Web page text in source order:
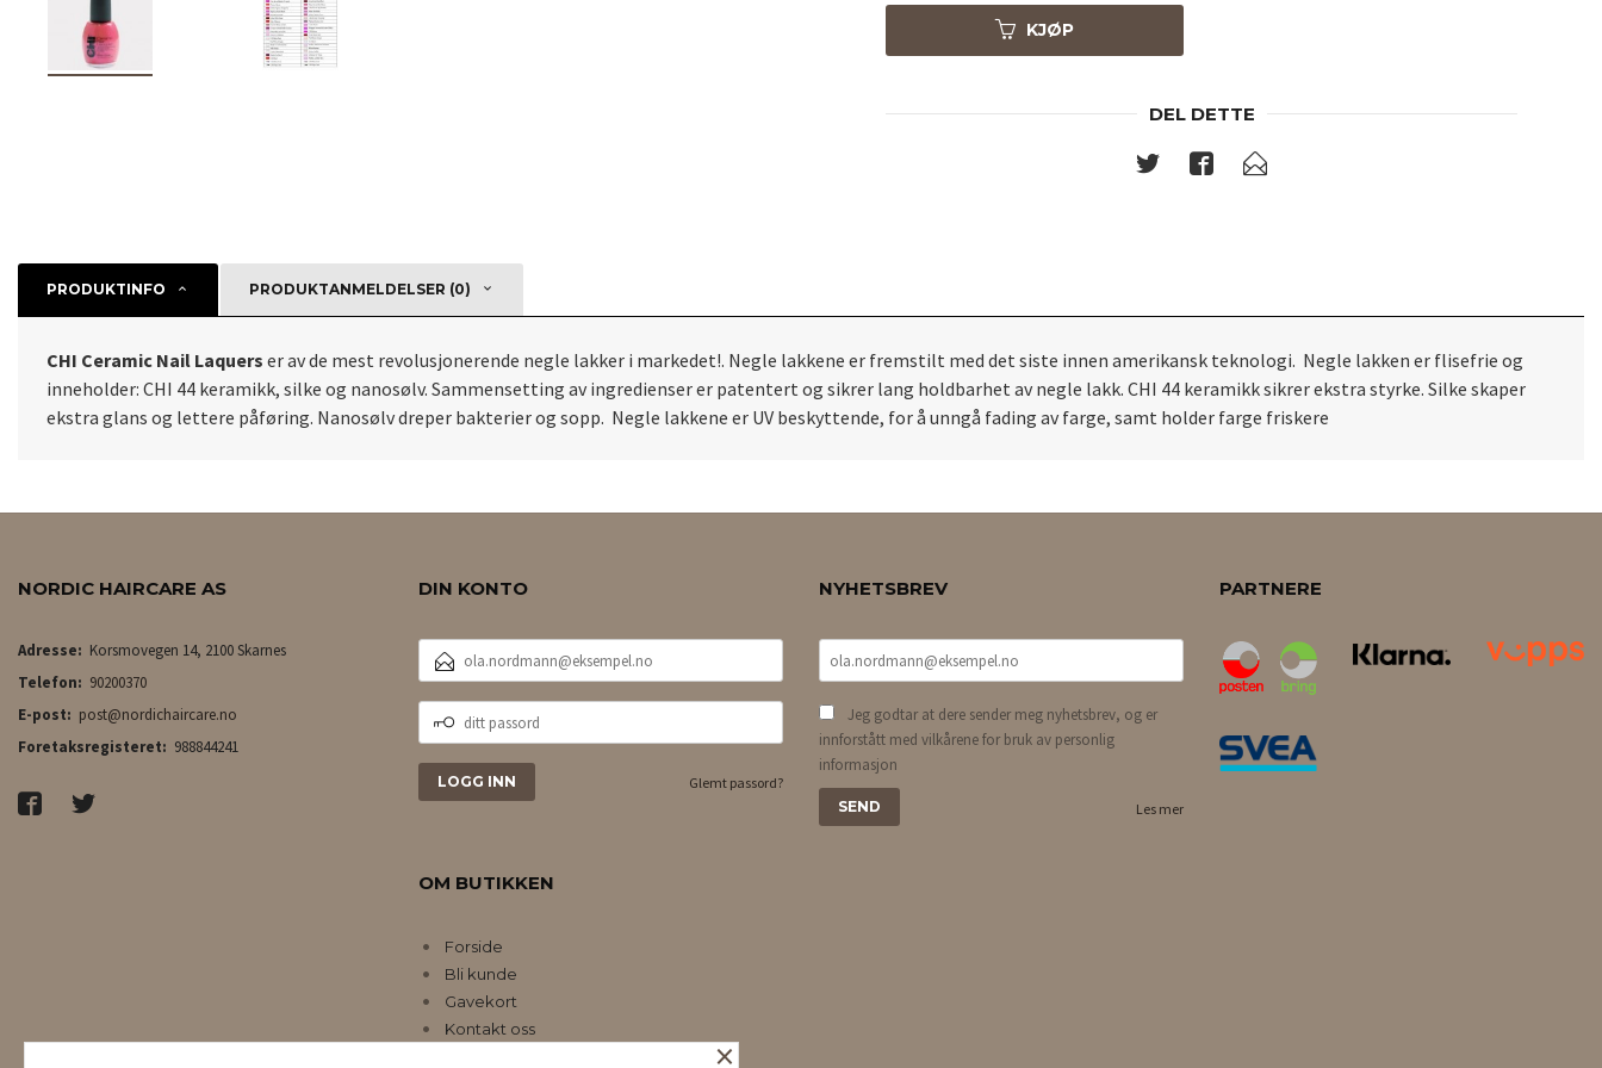
KJØP
DEL DETTE
PRODUKTINFO PRODUKTANMELDELSER (0)
CHI Ceramic Nail Laquers er av de mest revolusjonerende negle lakker i markedet!. Negle lakkene er fremstilt med det siste innen amerikansk teknologi. Negle lakken er flisefrie og
inneholder: CHI 44 keramikk, silke og nanosølv. Sammensetting av ingredienser er patentert og sikrer lang holdbarhet av negle lakk. CHI 44 keramikk sikrer ekstra styrke. Silke skaper
ekstra glans og lettere påføring. Nanosølv dreper bakterier og sopp. Negle lakkene er UV beskyttende, for å unngå fading av farge, samt holder farge friskere
NORDIC HAIRCARE AS
Adresse: Korsmovegen 14, 2100 Skarnes
Telefon: 90200370
E-post: post@nordichaircare.no
Foretaksregisteret: 988844241
DIN KONTO
POSTADRESSE
PASSORD
Glemt passord?
OM BUTIKKEN
Forside
Bli kunde
Gavekort
Kontakt oss
NYHETSBREV
Jeg godtar at dere sender meg nyhetsbrev, og er
innforstått med vilkårene for bruk av personlig
informasjon
Les mer
PARTNERE
×